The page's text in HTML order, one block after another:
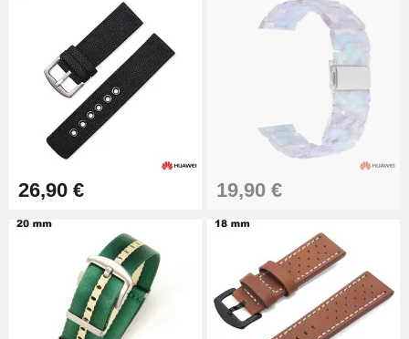
26,90 € 19,90 €